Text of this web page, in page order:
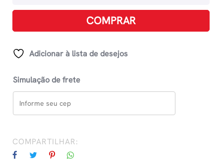
Para
Pequenos
quantidade
COMPRAR
Adicionar à lista de desejos
Simulação de frete
COMPARTILHAR: